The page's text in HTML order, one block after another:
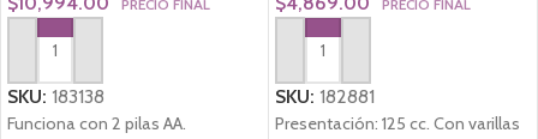
PRECIO FINAL
AGREGAR AL CARRITO
SKU: 183138
Funciona con 2 pilas AA.
PRECIO FINAL
AGREGAR AL CARRITO
SKU: 182881
Presentación: 125 cc. Con varillas